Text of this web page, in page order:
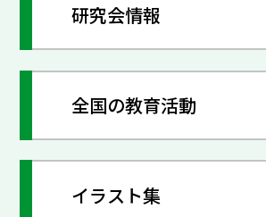
研究会情報
全国の教育活動
イラスト集